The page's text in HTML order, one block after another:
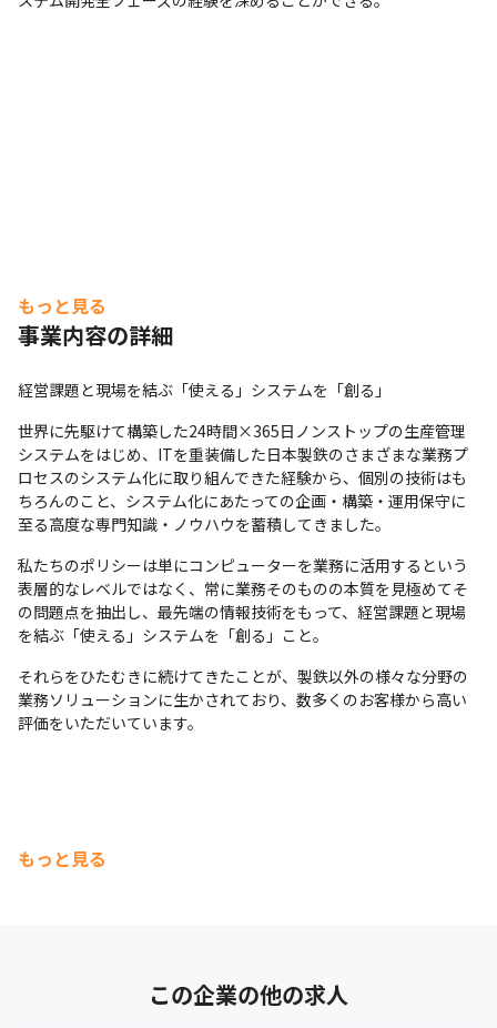
もっと見る
事業内容の詳細
経営課題と現場を結ぶ「使える」システムを「創る」
世界に先駆けて構築した24時間×365日ノンストップの生産管理
システムをはじめ、ITを重装備した日本製鉄のさまざまな業務プ
ロセスのシステム化に取り組んできた経験から、個別の技術はも
ちろんのこと、システム化にあたっての企画・構築・運用保守に
至る高度な専門知識・ノウハウを蓄積してきました。
私たちのポリシーは単にコンピューターを業務に活用するという
表層的なレベルではなく、常に業務そのものの本質を見極めてそ
の問題点を抽出し、最先端の情報技術をもって、経営課題と現場
を結ぶ「使える」システムを「創る」こと。
それらをひたむきに続けてきたことが、製鉄以外の様々な分野の
業務ソリューションに生かされており、数多くのお客様から高い
評価をいただいています。
もっと見る
この企業の他の求人